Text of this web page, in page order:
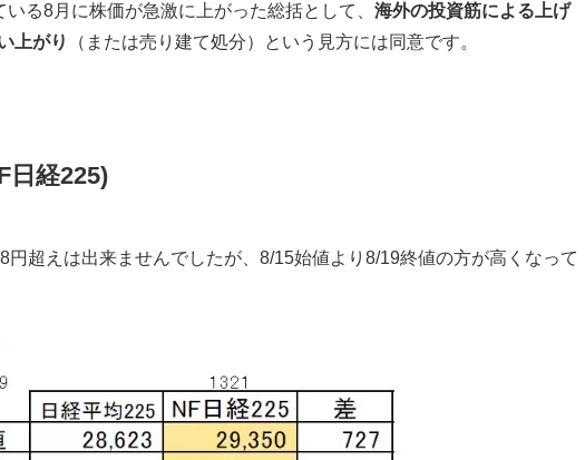
いる8月に株価が急激に上がった総括として、 海外の投資筋による上げ
上がり （または売り建て処分）という見方には同意です。
日経225)
円超えは出来ませんでしたが、8/15始値より8/19終値の方が高くなって